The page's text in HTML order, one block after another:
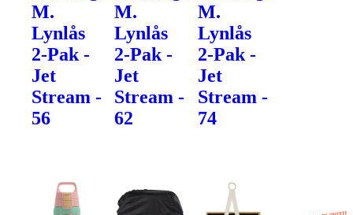
M.
Lynlås
2-Pak -
Jet
Stream -
56
M.
Lynlås
2-Pak -
Jet
Stream -
62
M.
Lynlås
2-Pak -
Jet
Stream -
74